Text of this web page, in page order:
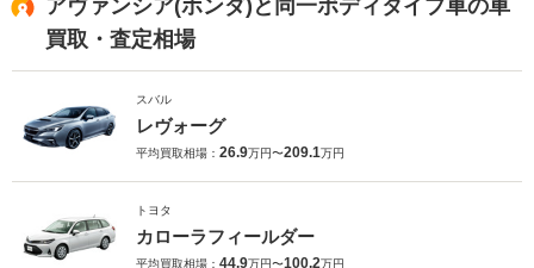
アヴァンシア(ホンダ)と同一ボディタイプ車の車
買取・査定相場
スバル
レヴォーグ
平均買取相場： 26.9万円〜209.1万円
トヨタ
カローラフィールダー
平均買取相場： 44.9万円〜100.2万円